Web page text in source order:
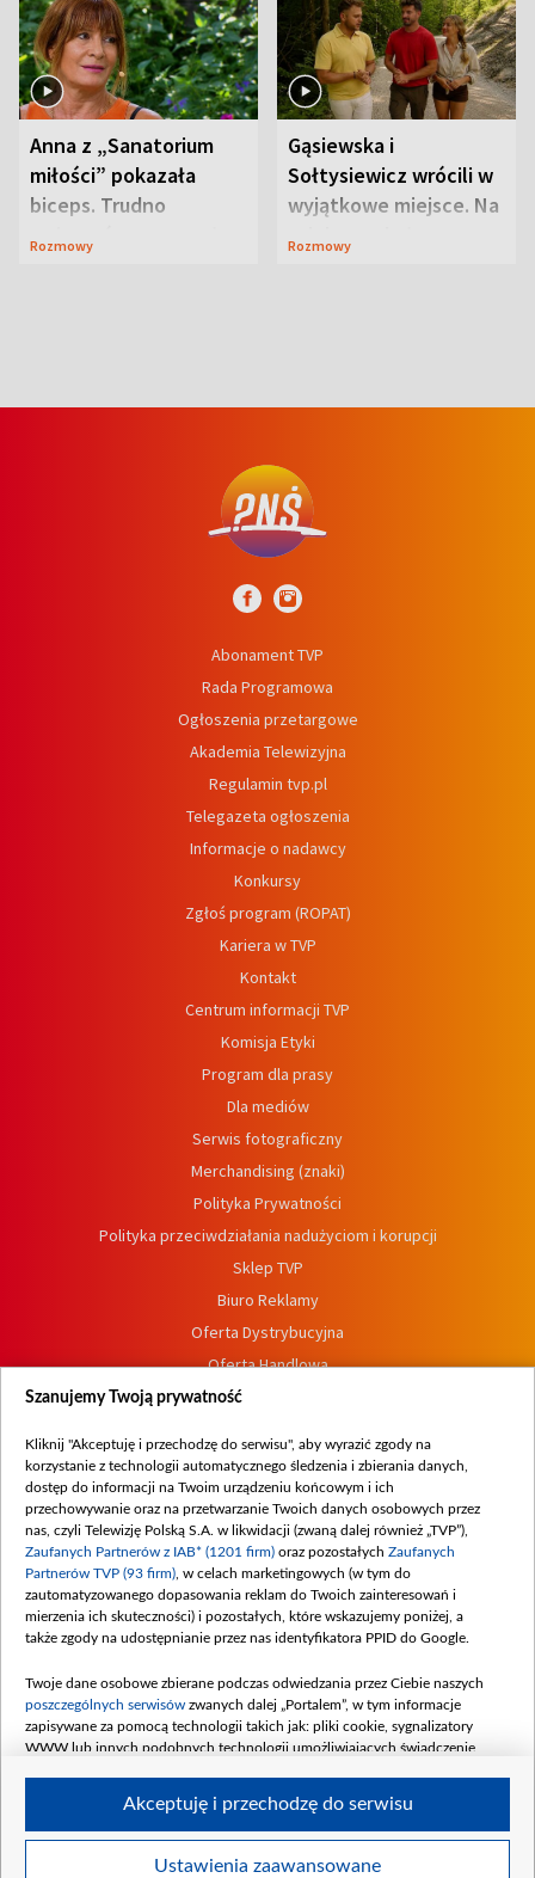
Anna z „Sanatorium
miłości” pokazała
biceps. Trudno
uwierzyć, co przeszła
Rozmowy
Gąsiewska i
Sołtysiewicz wrócili w
wyjątkowe miejsce. Na
szlaku czekał
Rozmowy
Abonament TVP
Rada Programowa
Ogłoszenia przetargowe
Akademia Telewizyjna
Regulamin tvp.pl
Telegazeta ogłoszenia
Informacje o nadawcy
Konkursy
Zgłoś program (ROPAT)
Kariera w TVP
Kontakt
Centrum informacji TVP
Komisja Etyki
Program dla prasy
Dla mediów
Serwis fotograficzny
Merchandising (znaki)
Polityka Prywatności
Polityka przeciwdziałania nadużyciom i korupcji
Sklep TVP
Biuro Reklamy
Oferta Dystrybucyjna
Oferta Handlowa
Dostępność
Procedura zgłoszeń wewnętrznych
Szanujemy Twoją prywatność
Kliknij "Akceptuję i przechodzę do serwisu", aby wyrazić zgody na
korzystanie z technologii automatycznego śledzenia i zbierania danych,
dostęp do informacji na Twoim urządzeniu końcowym i ich
przechowywanie oraz na przetwarzanie Twoich danych osobowych przez
nas, czyli Telewizję Polską S.A. w likwidacji (zwaną dalej również „TVP”),
Zaufanych Partnerów z IAB* (1201 firm) oraz pozostałych Zaufanych
Partnerów TVP (93 firm) , w celach marketingowych (w tym do
zautomatyzowanego dopasowania reklam do Twoich zainteresowań i
mierzenia ich skuteczności) i pozostałych, które wskazujemy poniżej, a
także zgody na udostępnianie przez nas identyfikatora PPID do Google.
Twoje dane osobowe zbierane podczas odwiedzania przez Ciebie naszych
poszczególnych serwisów zwanych dalej „Portalem”, w tym informacje
zapisywane za pomocą technologii takich jak: pliki cookie, sygnalizatory
WWW lub innych podobnych technologii umożliwiających świadczenie
Twoje dane osobowe zbierane podczas odwiedzania przez Ciebie
Ustawienia zaawansowane
Akceptuję i przechodzę do serwisu